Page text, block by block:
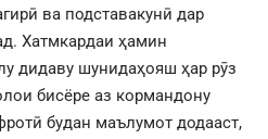
ва подставакунӣ дар
Хатмкардаи ҳамин
дидаву шунидаҳояш ҳар рӯз
бисёре аз кормандону
будан маълумот додааст,